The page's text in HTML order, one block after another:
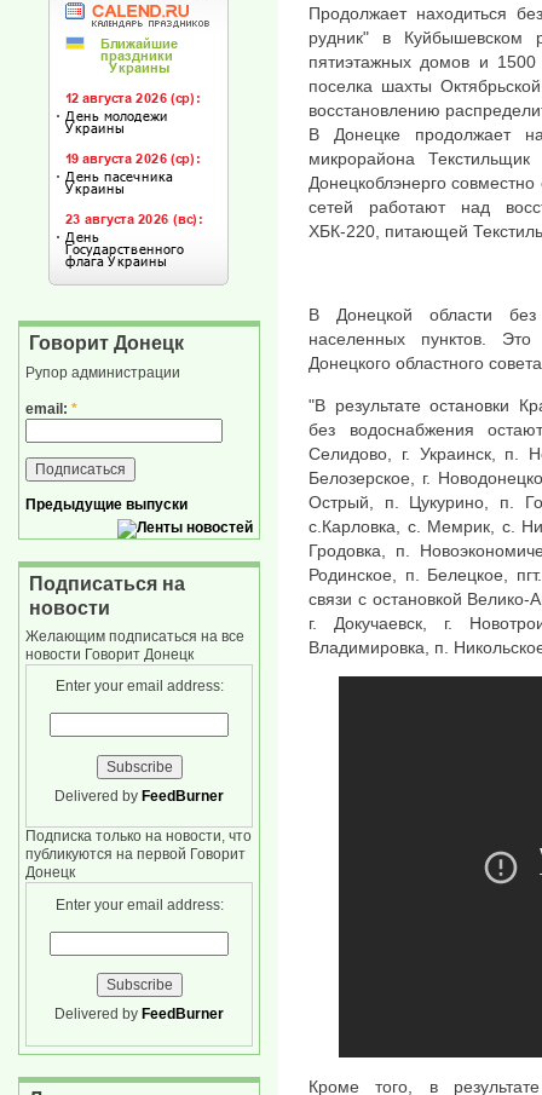
Продолжает находиться
рудник" в Куйбышевском
пятиэтажных домов и 1500
поселка шахты
восстановлению
В Донецке продолжает
микрорайона
Донецкоблэнерго
сетей работают над
ХБК-220, питающей
В Донецкой области
населенных пунктов.
Донецкого областного
"В результате остановки
без водоснабжения
Селидово, г. Украинск, п.
Белозерское, г.
Острый, п. Цукурино, п.
с.Карловка, с. Мемрик, с.
Гродовка, п.
Родинское, п. Белецкое,
связи с остановкой
г. Докучаевск, г.
Владимировка, п.
Кроме того, в
Говорит Донецк
Рупор администрации
email: *
Предыдущие выпуски
Подписаться на
новости
Желающим подписаться на все
новости Говорит Донецк
Enter your email address:
Delivered by FeedBurner
Подписка только на новости, что
публикуются на первой Говорит
Донецк
Enter your email address:
Delivered by FeedBurner